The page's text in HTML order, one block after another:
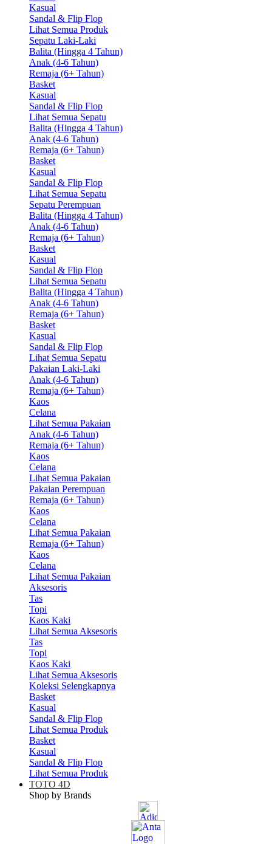
Kasual
Sandal & Flip Flop
Lihat Semua Produk
Sepatu Laki-Laki
Balita (Hingga 4 Tahun)
Anak (4-6 Tahun)
Remaja (6+ Tahun)
Basket
Kasual
Sandal & Flip Flop
Lihat Semua Sepatu
Balita (Hingga 4 Tahun)
Anak (4-6 Tahun)
Remaja (6+ Tahun)
Basket
Kasual
Sandal & Flip Flop
Lihat Semua Sepatu
Sepatu Perempuan
Balita (Hingga 4 Tahun)
Anak (4-6 Tahun)
Remaja (6+ Tahun)
Basket
Kasual
Sandal & Flip Flop
Lihat Semua Sepatu
Balita (Hingga 4 Tahun)
Anak (4-6 Tahun)
Remaja (6+ Tahun)
Basket
Kasual
Sandal & Flip Flop
Lihat Semua Sepatu
Pakaian Laki-Laki
Anak (4-6 Tahun)
Remaja (6+ Tahun)
Kaos
Celana
Lihat Semua Pakaian
Anak (4-6 Tahun)
Remaja (6+ Tahun)
Kaos
Celana
Lihat Semua Pakaian
Pakaian Perempuan
Remaja (6+ Tahun)
Kaos
Celana
Lihat Semua Pakaian
Remaja (6+ Tahun)
Kaos
Celana
Lihat Semua Pakaian
Aksesoris
Tas
Topi
Kaos Kaki
Lihat Semua Aksesoris
Tas
Topi
Kaos Kaki
Lihat Semua Aksesoris
Koleksi Selengkapnya
Basket
Kasual
Sandal & Flip Flop
Lihat Semua Produk
Basket
Kasual
Sandal & Flip Flop
Lihat Semua Produk
TOTO 4D
Shop by Brands